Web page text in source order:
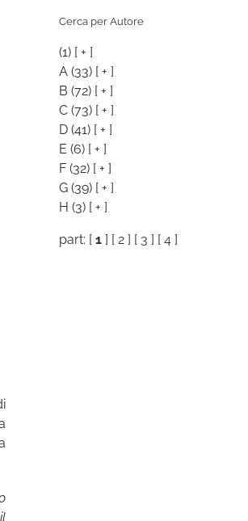
Cerca per Autore
(1) [ + ]
A (33) [ + ]
B (72) [ + ]
C (73) [ + ]
D (41) [ + ]
E (6) [ + ]
F (32) [ + ]
G (39) [ + ]
H (3) [ + ]
part: [ 1 ] [ 2 ] [ 3 ] [ 4 ]